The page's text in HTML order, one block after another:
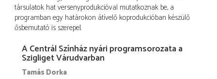
társulatok hat versenyprodukcióval mutatkoznak be, a
programban egy határokon átívelő koprodukcióban készülő
ősbemutató is szerepel.
A Centrál Színház nyári programsorozata a
Szigliget Várudvarban
Tamás Dorka